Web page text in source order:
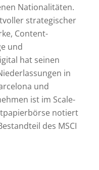
Nationalitäten.
strategischer
Content-
und
hat seinen
in
und
ist im Scale-
notiert
des MSCI